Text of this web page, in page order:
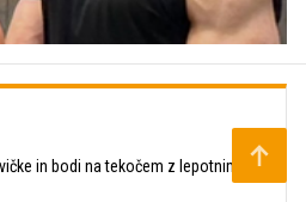
in bodi na tekočem z lepotnimi in